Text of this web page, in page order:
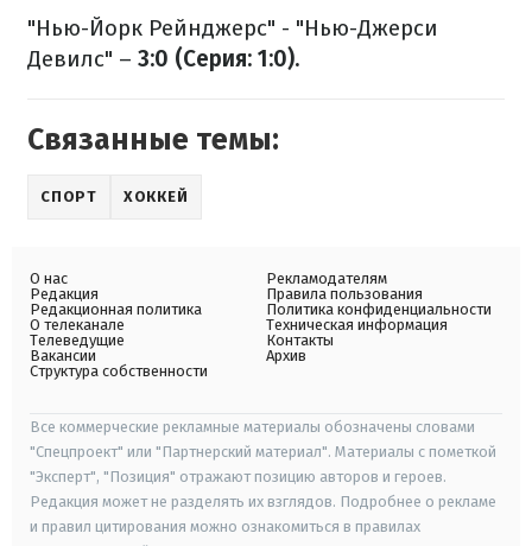
"Нью-Йорк Рейнджерс" - "Нью-Джерси
Девилс" – 3:0 (Серия: 1:0).
Связанные темы:
СПОРТ ХОККЕЙ
О нас
Редакция
Редакционная политика
О телеканале
Телеведущие
Вакансии
Структура собственности
Рекламодателям
Правила пользования
Политика конфиденциальности
Техническая информация
Контакты
Архив
Все коммерческие рекламные материалы обозначены словами
"Спецпроект" или "Партнерский материал". Материалы с пометкой
"Эксперт", "Позиция" отражают позицию авторов и героев.
Редакция может не разделять их взглядов. Подробнее о рекламе
и правил цитирования можно ознакомиться в правилах